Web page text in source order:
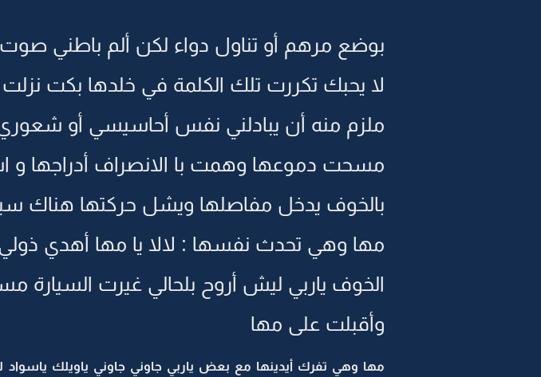
بوضع مرهم أو تناول دواء لكن ألم باطني
لا يحبك تكررت تلك الكلمة في خلدها بكت
ملزم منه أن يبادلني نفس أحاسيسي أو
مسحت دموعها وهمت با الانصراف أدراجها
بالخوف يدخل مفاصلها ويشل حركتها هناك
مها وهي تحدث نفسها : لالا يا مها أهدي
الخوف ياربي ليش أروح بلحالي غيرت
وأقبلت على مها
مها وهي تفرك أيدينها مع بعض ياربي جاوني جاوني ياويلك